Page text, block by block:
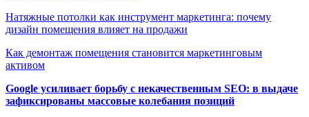
Натяжные потолки как инструмент маркетинга: почему
дизайн помещения влияет на продажи
Как демонтаж помещения становится маркетинговым
активом
Google усиливает борьбу с некачественным SEO: в выдаче
зафиксированы массовые колебания позиций